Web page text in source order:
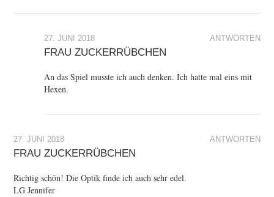
ANTWORTEN
27. JUNI 2018
FRAU ZUCKERRÜBCHEN
An das Spiel musste ich auch denken. Ich hatte mal eins mit
Hexen.
ANTWORTEN
27. JUNI 2018
FRAU ZUCKERRÜBCHEN
Richtig schön! Die Optik finde ich auch sehr edel.
LG Jennifer